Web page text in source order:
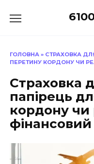
до
ГОЛОВНА » СТРАХОВКА
ПЕРЕТИНУ КОРДОНУ ЧИ
Страховка
папірець
кордону
фінансовий